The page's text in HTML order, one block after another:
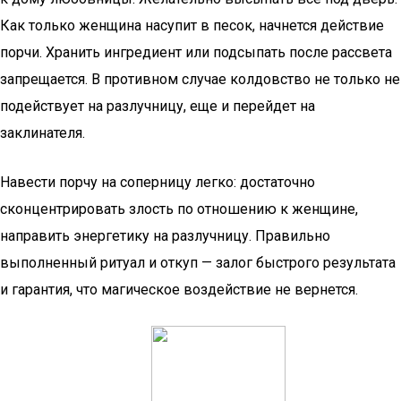
Как только женщина насупит в песок, начнется действие
порчи. Хранить ингредиент или подсыпать после рассвета
запрещается. В противном случае колдовство не только не
подействует на разлучницу, еще и перейдет на
заклинателя.
Навести порчу на соперницу легко: достаточно
сконцентрировать злость по отношению к женщине,
направить энергетику на разлучницу. Правильно
выполненный ритуал и откуп — залог быстрого результата
и гарантия, что магическое воздействие не вернется.